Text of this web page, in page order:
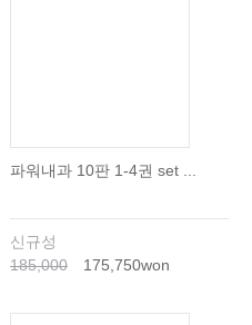
파워내과 10판 1-4권 set ...
신규성
185,000
175,750won